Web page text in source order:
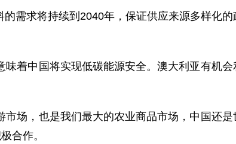
需求将持续到2040年，保证供应来源多样化的
着中国将实现低碳能源安全。澳大利亚有机
场，也是我们最大的农业商品市场，中国还是
合作。